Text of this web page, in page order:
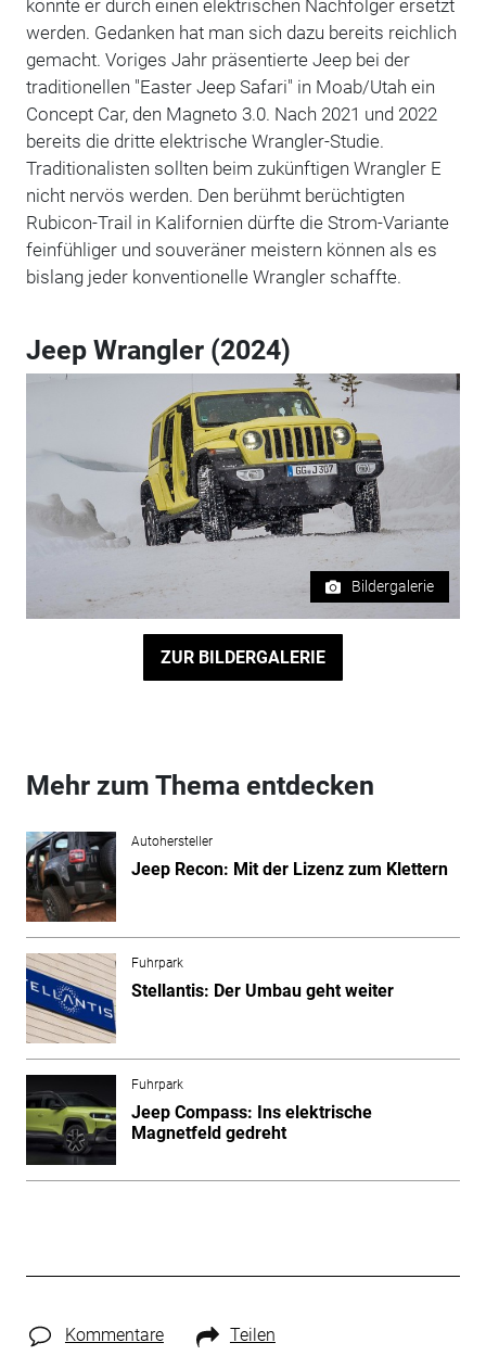
könnte er durch einen elektrischen Nachfolger ersetzt
werden. Gedanken hat man sich dazu bereits reichlich
gemacht. Voriges Jahr präsentierte Jeep bei der
traditionellen "Easter Jeep Safari" in Moab/Utah ein
Concept Car, den Magneto 3.0. Nach 2021 und 2022
bereits die dritte elektrische Wrangler-Studie.
Traditionalisten sollten beim zukünftigen Wrangler E
nicht nervös werden. Den berühmt berüchtigten
Rubicon-Trail in Kalifornien dürfte die Strom-Variante
feinfühliger und souveräner meistern können als es
bislang jeder konventionelle Wrangler schaffte.
Jeep Wrangler (2024)
Bildergalerie
ZUR BILDERGALERIE
Mehr zum Thema entdecken
Autohersteller
Jeep Recon: Mit der Lizenz zum Klettern
Fuhrpark
Stellantis: Der Umbau geht weiter
Fuhrpark
Jeep Compass: Ins elektrische
Magnetfeld gedreht
Kommentare Teilen